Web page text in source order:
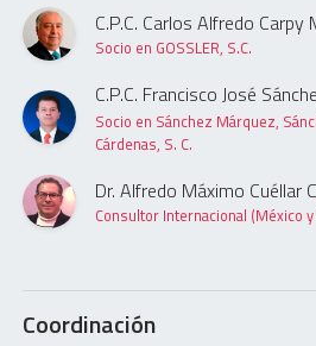
C.P.C. Carlos Alfredo Carpy
Socio en GOSSLER, S.C.
C.P.C. Francisco José
Socio en Sánchez Márquez,
Cárdenas, S. C.
Dr. Alfredo Máximo Cuéllar
Consultor Internacional (México y
Coordinación